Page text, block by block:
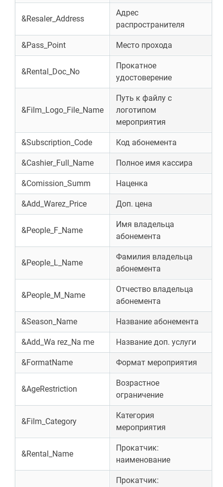
&Resaler_Address
Адрес
распространителя
&Pass_Point Место прохода
&Rental_Doc_No
Прокатное
удостоверение
&Film_Logo_File_Name
Путь к файлу с
логотипом
мероприятия
&Subscription_Code Код абонемента
&Cashier_Full_Name Полное имя кассира
&Comission_Summ Наценка
&Add_Warez_Price Доп. цена
&People_F_Name
Имя владельца
абонемента
&People_L_Name
Фамилия владельца
абонемента
&People_M_Name
Отчество владельца
абонемента
&Season_Name Название абонемента
&Add_Wa rez_Na me Название доп. услуги
&FormatName Формат мероприятия
&AgeRestriction
Возрастное
ограничение
&Film_Category
Категория
мероприятия
&Rental_Name
Прокатчик:
наименование
Прокатчик: